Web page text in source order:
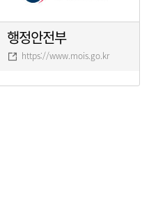
행정안전부
https://www.mois.go.kr